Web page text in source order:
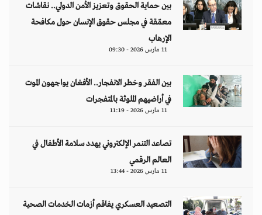
بين حماية الحقوق وتعزيز الأمن الدولي.. نقاشات
معمّقة في مجلس حقوق الإنسان حول مكافحة
الإرهاب
11 مارس 2026 - 09:30
بين الفقر وخطر الانفجار.. الأفغان يواجهون الموت
في أراضيهم الملوثة بالمتفجرات
11 مارس 2026 - 11:19
تصاعد التنمر الإلكتروني يهدد سلامة الأطفال في
العالم الرقمي
11 مارس 2026 - 13:44
التصعيد العسكري يفاقم أزمات الخدمات الصحية